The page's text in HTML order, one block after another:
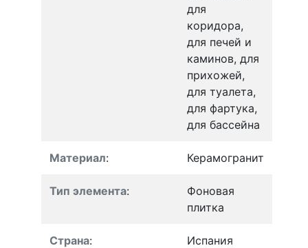
для
коридора,
для печей и
каминов, для
прихожей,
для туалета,
для фартука,
для бассейна
Материал: Керамогранит
Тип элемента:
Фоновая
плитка
Страна: Испания